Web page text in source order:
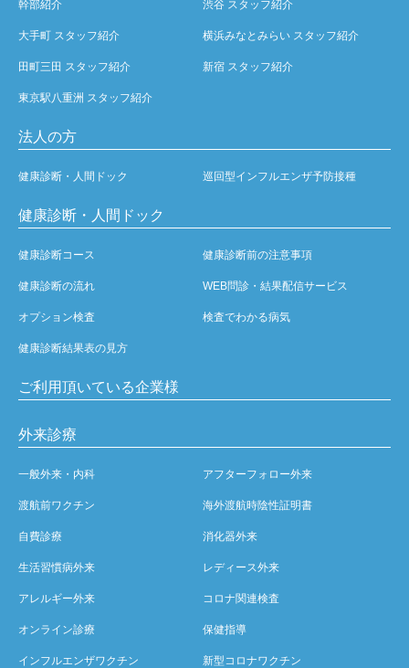
幹部紹介 渋谷 スタッフ紹介
大手町 スタッフ紹介 横浜みなとみらい スタッフ紹介
田町三田 スタッフ紹介 新宿 スタッフ紹介
東京駅八重洲 スタッフ紹介
法人の方
健康診断・人間ドック 巡回型インフルエンザ予防接種
健康診断・人間ドック
健康診断コース 健康診断前の注意事項
健康診断の流れ WEB問診・結果配信サービス
オプション検査 検査でわかる病気
健康診断結果表の見方
ご利用頂いている企業様
外来診療
一般外来・内科 アフターフォロー外来
渡航前ワクチン 海外渡航時陰性証明書
自費診療 消化器外来
生活習慣病外来 レディース外来
アレルギー外来 コロナ関連検査
オンライン診療 保健指導
インフルエンザワクチン 新型コロナワクチン